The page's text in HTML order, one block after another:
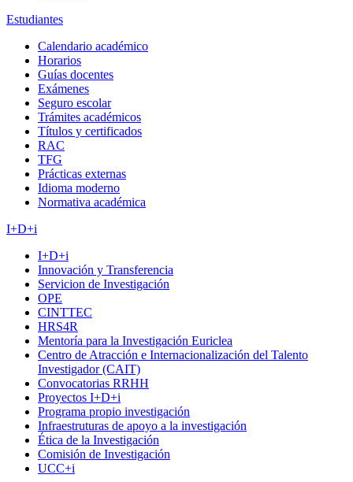
Estudiantes
Calendario académico
Horarios
Guías docentes
Exámenes
Seguro escolar
Trámites académicos
Títulos y certificados
RAC
TFG
Prácticas externas
Idioma moderno
Normativa académica
I+D+i
I+D+i
Innovación y Transferencia
Servicion de Investigación
OPE
CINTTEC
HRS4R
Mentoría para la Investigación Euriclea
Centro de Atracción e Internacionalización del Talento
Investigador (CAIT)
Convocatorias RRHH
Proyectos I+D+i
Programa propio investigación
Infraestruturas de apoyo a la investigación
Ética de la Investigación
Comisión de Investigación
UCC+i